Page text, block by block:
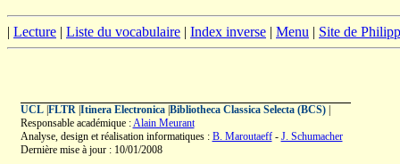
| Lecture | Liste du vocabulaire | Index inverse | Menu | Site de
UCL| FLTR| Itinera Electronica| Bibliotheca Classica Selecta (BCS)|
Responsable académique :Alain Meurant
Analyse, design et réalisation informatiques : B. Maroutaeff- J. Schumacher
Dernière mise à jour : 10/01/2008